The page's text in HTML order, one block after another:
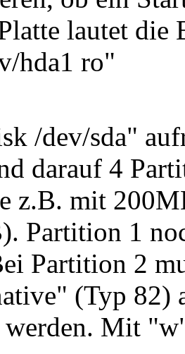
lautet die
hda1 ro"
/dev/sda"
darauf 4
z.B. mit
Partition 1
Partition 2
(Typ 82)
werden. Mit